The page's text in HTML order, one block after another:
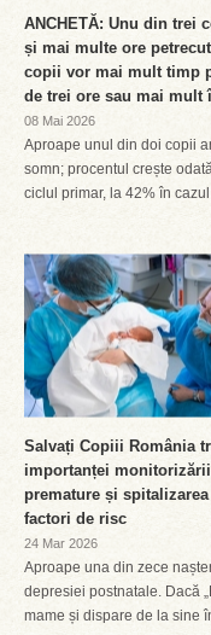
ANCHETĂ: Unu din trei
și mai multe ore
copii vor mai mult timp
de trei ore sau mai mult
08 Mai 2026
Aproape unul din doi copii
somn; procentul crește
ciclul primar, la 42% în
Salvați Copiii România
importanței
premature și
factori de risc
24 Mar 2026
Aproape una din zece
depresiei postnatale. Dacă
mame și dispare de la sine